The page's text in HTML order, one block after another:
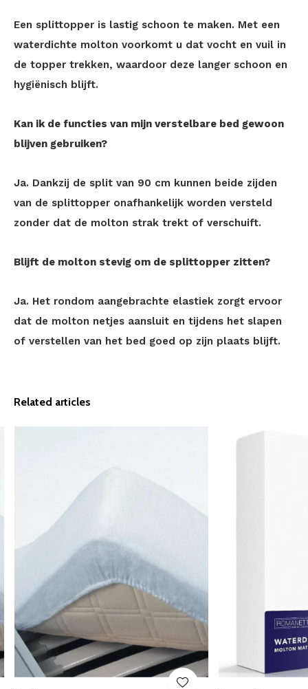
Een splittopper is lastig schoon te maken. Met een
waterdichte molton voorkomt u dat vocht en vuil in
de topper trekken, waardoor deze langer schoon en
hygiënisch blijft.
Kan ik de functies van mijn verstelbare bed gewoon
blijven gebruiken?
Ja. Dankzij de split van 90 cm kunnen beide zijden
van de splittopper onafhankelijk worden versteld
zonder dat de molton strak trekt of verschuift.
Blijft de molton stevig om de splittopper zitten?
Ja. Het rondom aangebrachte elastiek zorgt ervoor
dat de molton netjes aansluit en tijdens het slapen
of verstellen van het bed goed op zijn plaats blijft.
Related articles